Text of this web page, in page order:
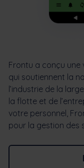
Frontu a conçu une
qui soutiennent la
l’industrie de la
la flotte et de
votre personnel,
pour la gestion des